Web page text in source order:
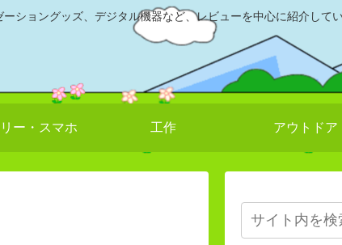
ショングッズ、デジタル機器など、レビューを中心に紹介してい
ー・スマホ 工作 アウトドア